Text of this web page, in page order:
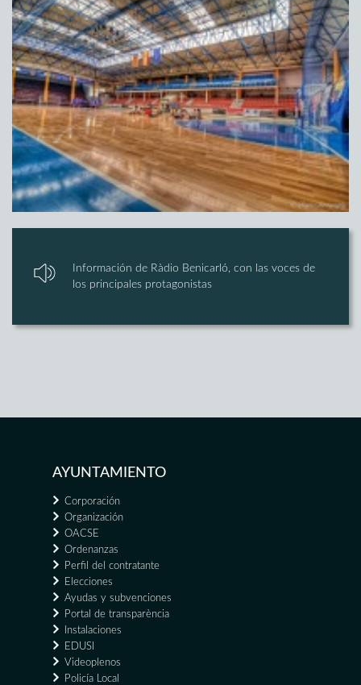
Información de Ràdio Benicarló, con las voces de
los principales protagonistas
AYUNTAMIENTO
Corporación
Organización
OACSE
Ordenanzas
Perfil del contratante
Elecciones
Ayudas y subvenciones
Portal de transparència
Instalaciones
EDUSI
Videoplenos
Policía Local